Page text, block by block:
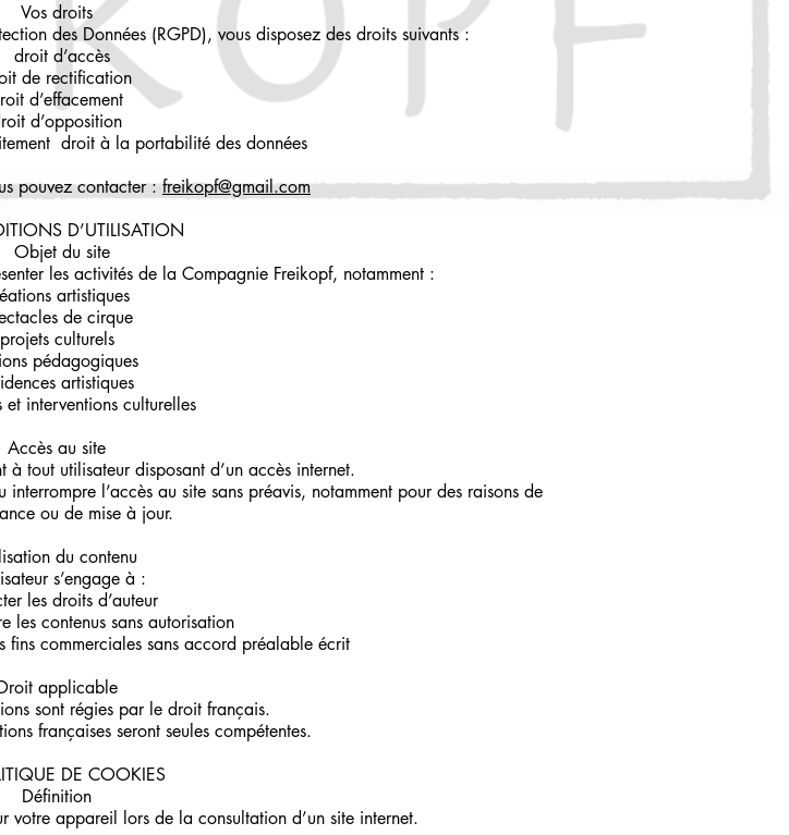
Vos droits
des Données (RGPD), vous disposez des droits suivants :
droit d’accès
de rectification
d’effacement
d’opposition
droit à la portabilité des données
pouvez contacter :freikopf@gmail.com
D’UTILISATION
Objet du site
les activités de la Compagnie Freikopf, notamment :
artistiques
de cirque
projets culturels
pédagogiques
artistiques
et interventions culturelles
Accès au site
à tout utilisateur disposant d’un accès internet.
l’accès au site sans préavis, notamment pour des raisons de
ou de mise à jour.
du contenu
s’engage à :
les droits d’auteur
les contenus sans autorisation
fins commerciales sans accord préalable écrit
applicable
sont régies par le droit français.
françaises seront seules compétentes.
DE COOKIES
Définition
votre appareil lors de la consultation d’un site internet.